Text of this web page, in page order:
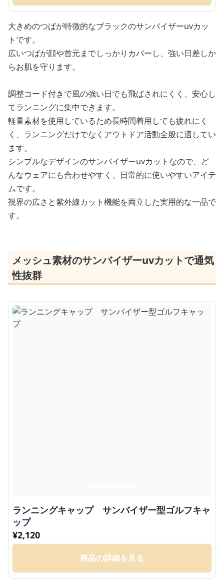
大きめのつばが特徴的なブラックのサンバイザーuvカッ
トです。
広いつばが顔や首元までしっかりカバーし、強い日差しか
らお肌を守ります。
調整コード付きで風の強い日でも飛ばされにくく、安心し
てランニングに集中できます。
軽量素材を使用しているため長時間着用しても疲れにく
く、ランニングだけでなくアウトドア活動全般に適してい
ます。
シンプルなデザインのサンバイザーuvカットなので、ど
んなウェアにも合わせやすく、日常的に使いやすいアイテ
ムです。
視界の広さと紫外線カット機能を両立した実用的な一品で
す。
メッシュ素材のサンバイザーuvカットで通気
性抜群
ランニングキャップ サンバイザー型ゴルフキャ
ップ
¥2,120
商品の詳細を見る